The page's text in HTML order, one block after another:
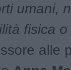
umani,
fisica o
alle